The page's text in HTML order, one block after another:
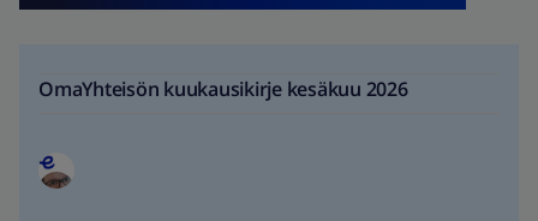
OmaYhteisön kuukausikirje kesäkuu 2026